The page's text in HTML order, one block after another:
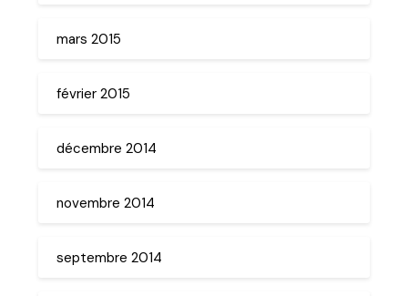
mars 2015
février 2015
décembre 2014
novembre 2014
septembre 2014